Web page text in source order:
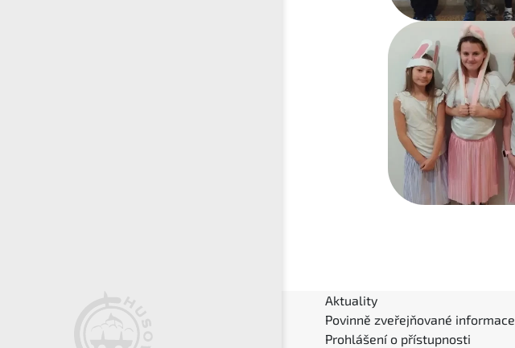
Aktuality
Povinně zveřejňované informace
Prohlášení o přístupnosti